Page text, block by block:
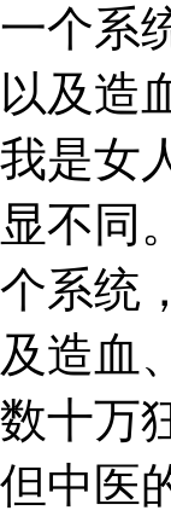
一个系
以及造
我是女
显不同
个系统
及造血
数十万
但中医